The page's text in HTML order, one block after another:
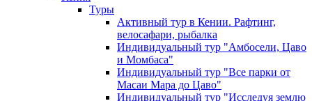
Туры
Активный тур в Кении. Рафтинг,
велосафари, рыбалка
Индивидуальный тур "Амбосели, Цаво
и Момбаса"
Индивидуальный тур "Все парки от
Масаи Мара до Цаво"
Индивидуальный тур "Исследуя землю